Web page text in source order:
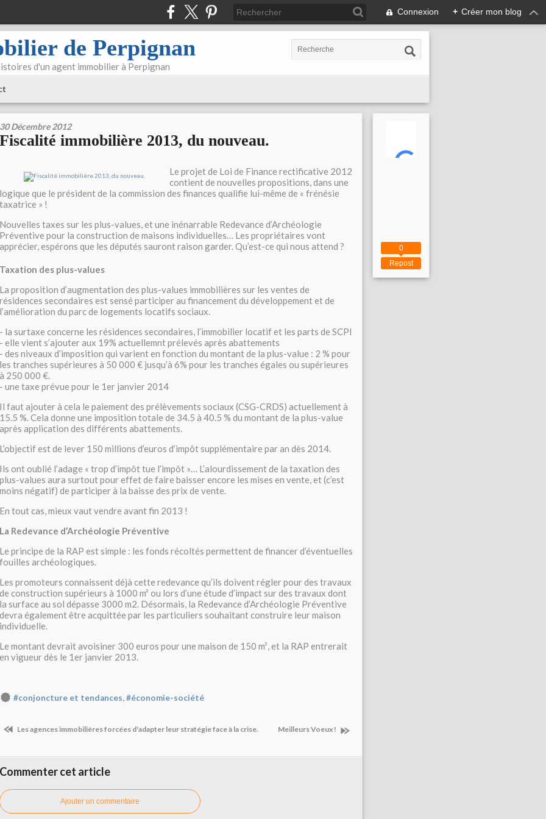
Connexion + Créer mon blog
de Perpignan
d'un agent immobilier à Perpignan
30 Décembre 2012
Fiscalité immobilière 2013, du nouveau.
Le projet de Loi de Finance rectificative 2012
contient de nouvelles propositions, dans une
logique que le président de la commission des finances qualifie lui-même de « frénésie
taxatrice » !
Nouvelles taxes sur les plus-values, et une inénarrable Redevance d’Archéologie
Préventive pour la construction de maisons individuelles… Les propriétaires vont
apprécier, espérons que les députés sauront raison garder. Qu’est-ce qui nous attend ?
Taxation des plus-values
La proposition d’augmentation des plus-values immobilières sur les ventes de
résidences secondaires est sensé participer au financement du développement et de
l’amélioration du parc de logements locatifs sociaux.
- la surtaxe concerne les résidences secondaires, l’immobilier locatif et les parts de SCPI
- elle vient s’ajouter aux 19% actuellemnt prélevés après abattements
- des niveaux d’imposition qui varient en fonction du montant de la plus-value : 2 % pour
les tranches supérieures à 50 000 € jusqu’à 6% pour les tranches égales ou supérieures
à 250 000 €.
- une taxe prévue pour le 1er janvier 2014
Il faut ajouter à cela le paiement des prélèvements sociaux (CSG-CRDS) actuellement à
15.5 %. Cela donne une imposition totale de 34.5 à 40.5 % du montant de la plus-value
après application des différents abattements.
L’objectif est de lever 150 millions d’euros d’impôt supplémentaire par an dès 2014.
Ils ont oublié l’adage « trop d’impôt tue l’impôt »… L’alourdissement de la taxation des
plus-values aura surtout pour effet de faire baisser encore les mises en vente, et (c’est
moins négatif) de participer à la baisse des prix de vente.
En tout cas, mieux vaut vendre avant fin 2013 !
La Redevance d’Archéologie Préventive
Le principe de la RAP est simple : les fonds récoltés permettent de financer d’éventuelles
fouilles archéologiques.
Les promoteurs connaissent déjà cette redevance qu’ils doivent régler pour des travaux
de construction supérieurs à 1000 m² ou lors d’une étude d’impact sur des travaux dont
la surface au sol dépasse 3000 m2. Désormais, la Redevance d’Archéologie Préventive
devra également être acquittée par les particuliers souhaitant construire leur maison
individuelle.
Le montant devrait avoisiner 300 euros pour une maison de 150 m², et la RAP entrerait
en vigueur dès le 1er janvier 2013.
#conjoncture et tendances,#économie-société
Les agences immobilières forcées d'adapter leur stratégie face à la crise. Meilleurs Voeux !
Commenter cet article
Ajouter un commentaire
Repost
0